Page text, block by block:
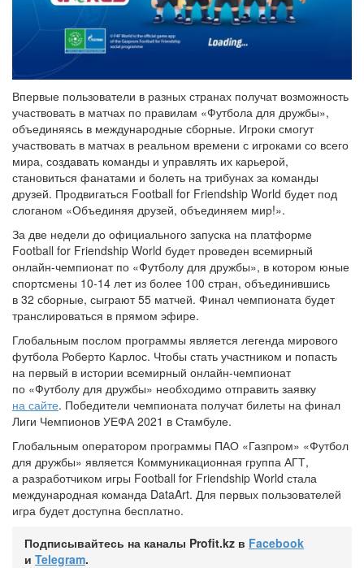
Впервые пользователи в разных странах получат возможность
участвовать в матчах по правилам «Футбола для дружбы»,
объединяясь в международные сборные. Игроки смогут
участвовать в матчах в реальном времени с игроками со всего
мира, создавать команды и управлять их карьерой,
становиться фанатами и болеть на трибунах за команды
друзей. Продвигаться Football for Friendship World будет под
слоганом «Объединяя друзей, объединяем мир!».
За две недели до официального запуска на платформе
Football for Friendship World будет проведен всемирный
онлайн-чемпионат по «Футболу для дружбы», в котором юные
спортсмены 10-14 лет из более 100 стран, объединившись
в 32 сборные, сыграют 55 матчей. Финал чемпионата будет
транслироваться в прямом эфире.
Глобальным послом программы является легенда мирового
футбола Роберто Карлос. Чтобы стать участником и попасть
на первый в истории всемирный онлайн-чемпионат
по «Футболу для дружбы» необходимо отправить заявку
на сайте. Победители чемпионата получат билеты на финал
Лиги Чемпионов УЕФА 2021 в Стамбуле.
Глобальным оператором программы ПАО «Газпром» «Футбол
для дружбы» является Коммуникационная группа АГТ,
а разработчиком игры Football for Friendship World стала
международная команда DataArt. Для первых пользователей
игра будет доступна бесплатно.
Подписывайтесь на каналы Profit.kz в Facebook
и Telegram.